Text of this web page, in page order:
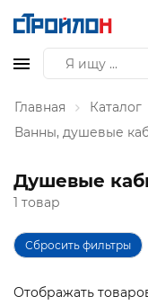
Главная Каталог
Ванны, душевые
Душевые
1 товар
Сбросить фильтры
Отображать